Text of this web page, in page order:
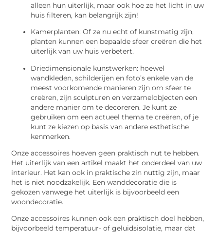
alleen hun uiterlijk, maar ook hoe ze het licht in uw
huis filteren, kan belangrijk zijn!
Kamerplanten: Of ze nu echt of kunstmatig zijn,
planten kunnen een bepaalde sfeer creëren die het
uiterlijk van uw huis verbetert.
Driedimensionale kunstwerken: hoewel
wandkleden, schilderijen en foto’s enkele van de
meest voorkomende manieren zijn om sfeer te
creëren, zijn sculpturen en verzamelobjecten een
andere manier om te decoreren. Je kunt ze
gebruiken om een ​​actueel thema te creëren, of je
kunt ze kiezen op basis van andere esthetische
kenmerken.
Onze accessoires hoeven geen praktisch nut te hebben.
Het uiterlijk van een artikel maakt het onderdeel van uw
interieur. Het kan ook in praktische zin nuttig zijn, maar
het is niet noodzakelijk. Een wanddecoratie die is
gekozen vanwege het uiterlijk is bijvoorbeeld een
woondecoratie.
Onze accessoires kunnen ook een praktisch doel hebben,
bijvoorbeeld temperatuur- of geluidsisolatie, maar dat